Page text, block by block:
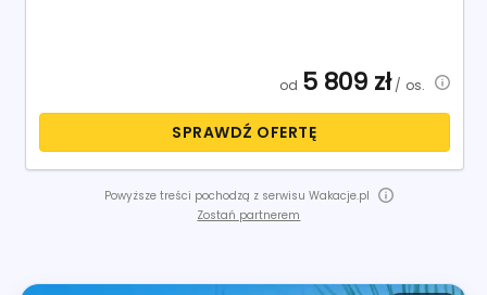
od 5 809 zł/ os.
SPRAWDŹ OFERTĘ
Powyższe treści pochodzą z serwisu Wakacje.pl
Zostań partnerem